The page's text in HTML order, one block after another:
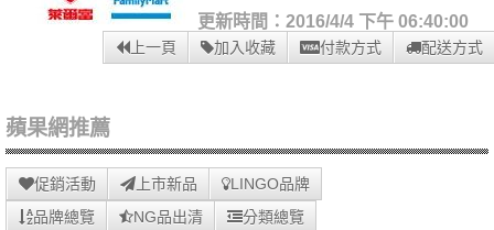
更新時間：2016/4/4 下午 06:40:00
上一頁 加入收藏 付款方式 配送方式
蘋果網推薦
促銷活動 上市新品
LINGO品牌
品牌總覽
NG品出清 分類總覽